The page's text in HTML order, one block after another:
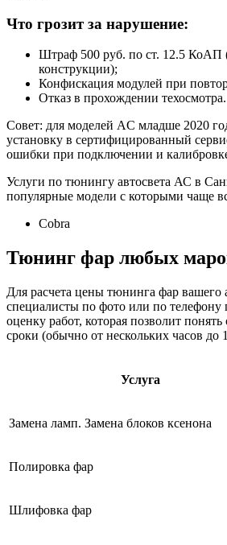
Что грозит за нарушение:
Штраф 500 руб. по ст. 12.5 КоАП
конструкции);
Конфискация модулей при
Отказ в прохождении техосмотра.
Совет: для моделей AC младше 2020
установку в сертифицированный
ошибки при подключении и
Услуги по тюнингу автосвета АС в
популярные модели с которыми чаще
Cobra
Тюнинг фар любых
Для расчета цены тюнинга фар вашего
специалисты по фото или по телефону
оценку работ, которая позволит
сроки (обычно от нескольких часов до
Услуга
Замена ламп. Замена блоков ксенона
Полировка фар
Шлифовка фар